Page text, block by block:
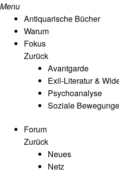
Menu
Antiquarische Bücher
Warum
Fokus
Zurück
Avantgarde
Exil-Literatur &
Psychoanalyse
Soziale
Forum
Zurück
Neues
Netz